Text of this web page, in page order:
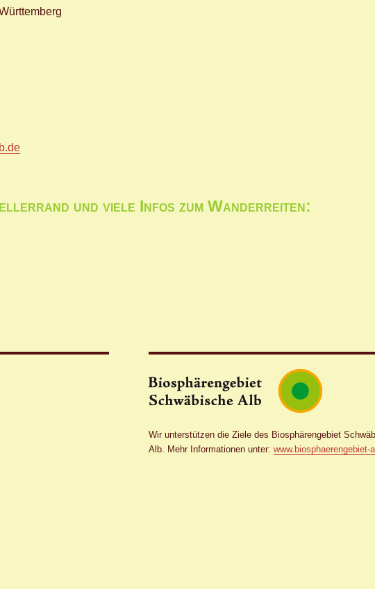
und viele Infos zum Wanderreiten:
Wir unterstützen die Ziele des Biosphärengebiet
Alb. Mehr Informationen unter:www.biosphaerengebiet-